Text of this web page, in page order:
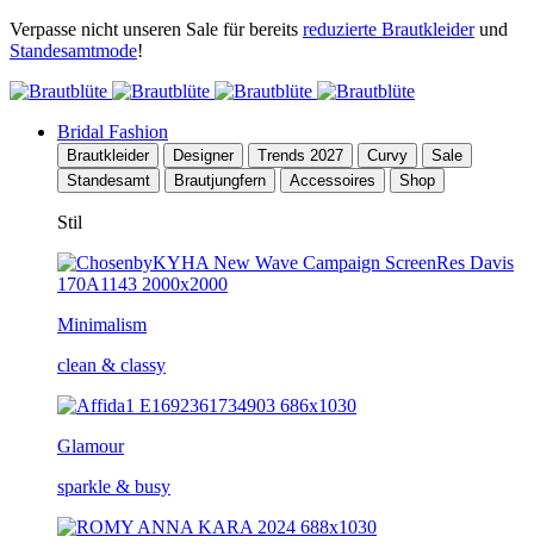
Verpasse nicht unseren Sale für bereits reduzierte Brautkleiderund
Standesamtmode!
Bridal Fashion
Brautkleider Designer Trends 2027 Curvy
Sale
Standesamt
Brautjungfern Accessoires Shop
Stil
Minimalism
clean & classy
Glamour
sparkle & busy